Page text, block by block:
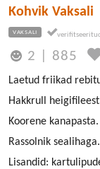
Kohvik Vaksali
VAKSALI
2 885
Laetud friikad
Hakkrull
Koorene kanapasta.
Rassolnik sealihaga.
Lisandid: